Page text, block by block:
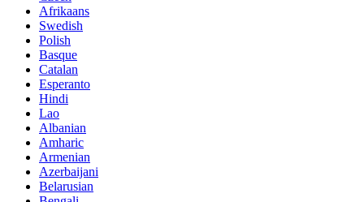
Afrikaans
Swedish
Polish
Basque
Catalan
Esperanto
Hindi
Lao
Albanian
Amharic
Armenian
Azerbaijani
Belarusian